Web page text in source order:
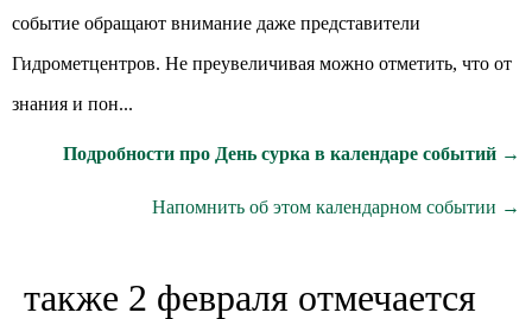
событие обращают внимание даже представители
Гидрометцентров. Не преувеличивая можно отметить, что от
знания и пон...
Подробности про День сурка в календаре событий →
Напомнить об этом календарном событии →
также 2 февраля отмечается